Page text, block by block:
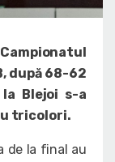
după 68-62
Blejoi s-a
tricolori.
de la final au